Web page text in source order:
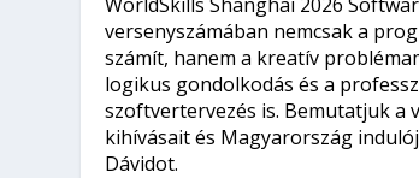
Írta: Tóth Mónika |2026. augusztus. 4.|
Írta: Oláh Erika |2026. augusztus. 4.|
Írta: Szakmát Szerzek |2026. augusztus. 3.|
Írta: Oláh Erika |2026. augusztus. 3.|
versenyszámában nemcsak a
számít, hanem a kreatív
logikus gondolkodás és a
szoftvertervezés is. Bemutatjuk a
kihívásait és Magyarország
Dávidot.